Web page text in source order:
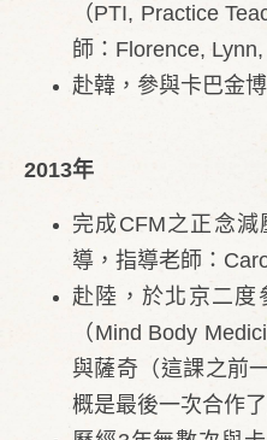
（PTI, Practice
師：Florence, Lynn,
赴韓，參與卡巴金
2013年
完成CFM之正念
導，指導老師：
赴陸，於北京二度
（Mind Body
與薩奇（這課之前
概是最後一次合作了